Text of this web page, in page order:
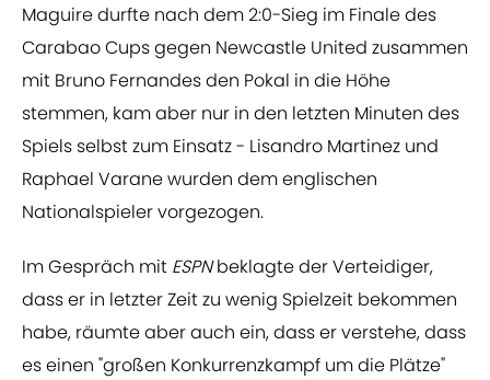
Maguire durfte nach dem 2:0-Sieg im Finale des
Carabao Cups gegen Newcastle United zusammen
mit Bruno Fernandes den Pokal in die Höhe
stemmen, kam aber nur in den letzten Minuten des
Spiels selbst zum Einsatz - Lisandro Martinez und
Raphael Varane wurden dem englischen
Nationalspieler vorgezogen.
Im Gespräch mit ESPNbeklagte der Verteidiger,
dass er in letzter Zeit zu wenig Spielzeit bekommen
habe, räumte aber auch ein, dass er verstehe, dass
es einen "großen Konkurrenzkampf um die Plätze"